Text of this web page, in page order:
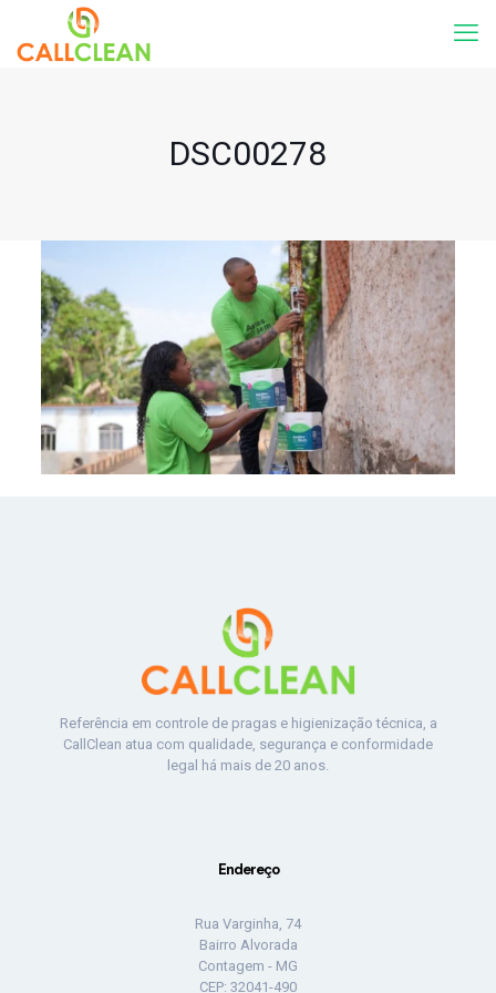
DSC00278
Referência em controle de pragas e higienização técnica, a
CallClean atua com qualidade, segurança e conformidade
legal há mais de 20 anos.
Endereço
Rua Varginha, 74
Bairro Alvorada
Contagem - MG
CEP: 32041-490